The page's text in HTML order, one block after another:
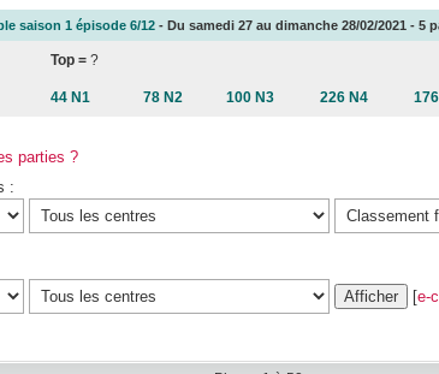
saison 1 épisode 6/12 - Du samedi 27 au dimanche 28/02/2021 - 5
Top = ?
44 N1 78 N2 100 N3 226 N4
parties ?
:
[e-